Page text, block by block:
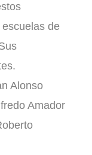
de
Alonso
Amador